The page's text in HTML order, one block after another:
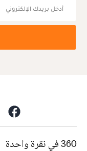
360 في نقرة واحدة